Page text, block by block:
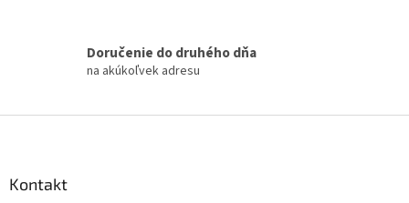
r
v
v
Doručenie do druhého dňa
na akúkoľvek adresu
Kontakt